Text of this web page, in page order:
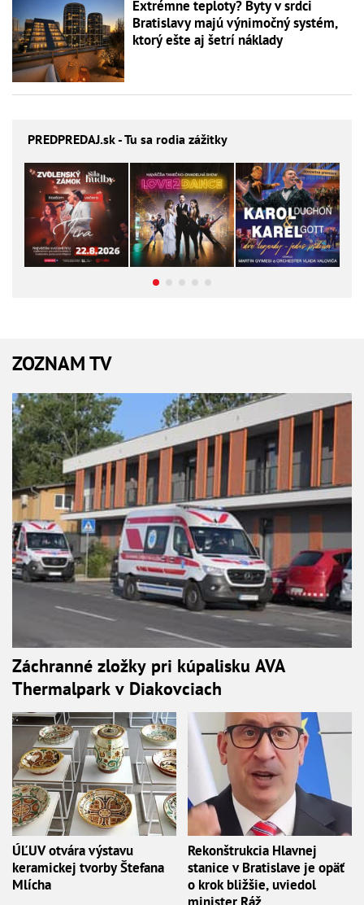
Extrémne teploty? Byty v srdci
Bratislavy majú výnimočný systém,
ktorý ešte aj šetrí náklady
PREDPREDAJ.sk - Tu sa rodia zážitky
ZOZNAM TV
Záchranné zložky pri kúpalisku AVA
Thermalpark v Diakovciach
ÚĽUV otvára výstavu
keramickej tvorby Štefana
Mlícha
Rekonštrukcia Hlavnej
stanice v Bratislave je opäť
o krok bližšie, uviedol